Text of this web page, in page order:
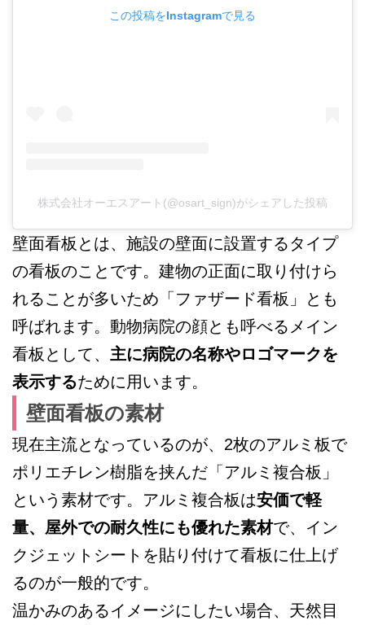
この投稿をInstagramで見る
株式会社オーエスアート(@osart_sign)がシェアした投稿
壁面看板とは、施設の壁面に設置するタイプ
の看板のことです。建物の正面に取り付けら
れることが多いため「ファザード看板」とも
呼ばれます。動物病院の顔とも呼べるメイン
看板として、 主に病院の名称やロゴマークを
表示するために用います。
壁面看板の素材
現在主流となっているのが、2枚のアルミ板で
ポリエチレン樹脂を挟んだ「アルミ複合板」
という素材です。アルミ複合板は安価で軽
量、屋外での耐久性にも優れた素材で、イン
クジェットシートを貼り付けて看板に仕上げ
るのが一般的です。
温かみのあるイメージにしたい場合、天然目